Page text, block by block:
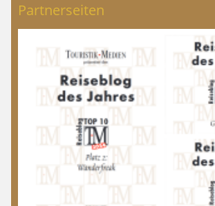
Partnerseiten